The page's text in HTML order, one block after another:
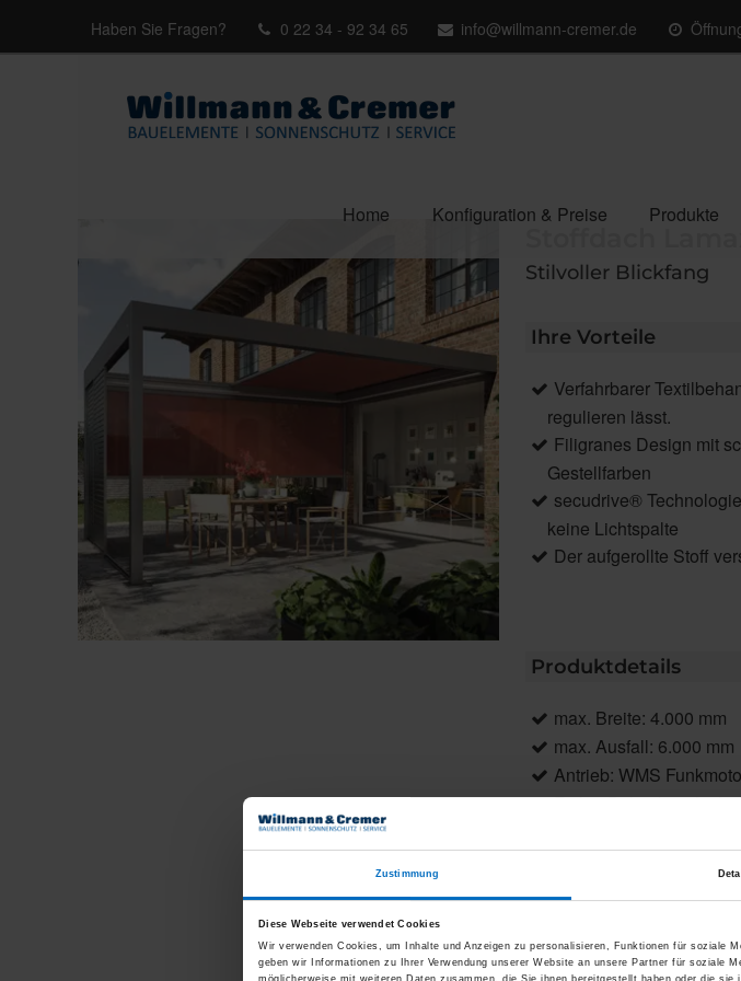
Zustimmung
Diese Webseite verwendet Cookies
Wir verwenden Cookies, um Inhalte und Anzeigen zu personalisieren, Funktionen für soziale
geben wir Informationen zu Ihrer Verwendung unserer Website an unsere Partner für soziale
Haben Sie Fragen? 0 22 34 - 92 34 65 info@willmann-cremer.de
Home Konfiguration & Preise Produkte
Stilvoller Blickfang
Ihre Vorteile
Verfahrbarer
regulieren lässt.
Filigranes Design mit
Gestellfarben
secudrive®
keine Lichtspalte
Der aufgerollte Stoff
Produktdetails
max. Breite: 4.000 mm
max. Ausfall: 6.000 mm
Antrieb: WMS
Farbe: